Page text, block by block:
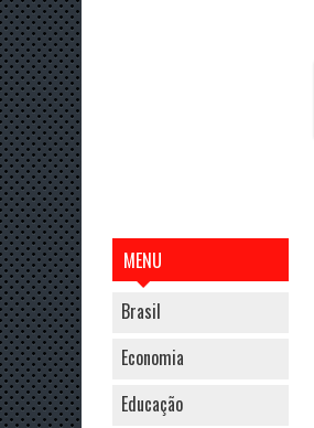
MENU
Brasil
Economia
Educação